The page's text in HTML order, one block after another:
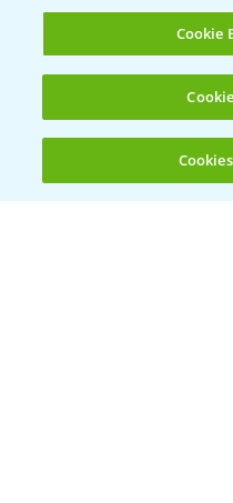
Herbizidstrategie
Mais
07.05.2025
Cookie